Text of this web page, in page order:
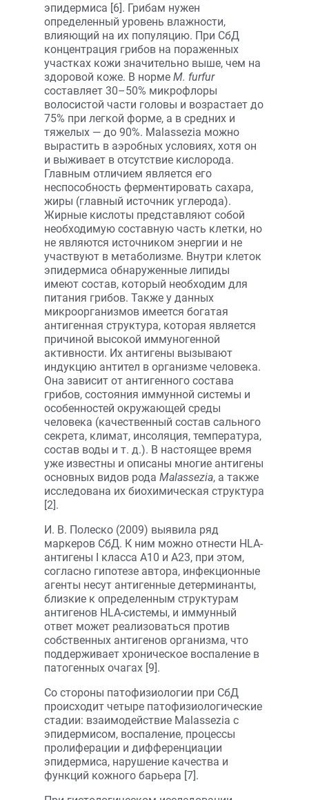
эпидермиса [6]. Грибам нужен
определенный уровень влажности,
влияющий на их популяцию. При СбД
концентрация грибов на пораженных
участках кожи значительно выше, чем на
здоровой коже. В норме M. furfur
составляет 30–50% микрофлоры
волосистой части головы и возрастает до
75% при легкой форме, а в средних и
тяжелых — до 90%. Malassezia можно
вырастить в аэробных условиях, хотя он
и выживает в отсутствие кислорода.
Главным отличием является его
неспособность ферментировать сахара,
жиры (главный источник углерода).
Жирные кислоты представляют собой
необходимую составную часть клетки, но
не являются источником энергии и не
участвуют в метаболизме. Внутри клеток
эпидермиса обнаруженные липиды
имеют состав, который необходим для
питания грибов. Также у данных
микроорганизмов имеется богатая
антигенная структура, которая является
причиной высокой иммуногенной
активности. Их антигены вызывают
индукцию антител в организме человека.
Она зависит от антигенного состава
грибов, состояния иммунной системы и
особенностей окружающей среды
человека (качественный состав сального
секрета, климат, инсоляция, температура,
состав воды и т. д.). В настоящее время
уже известны и описаны многие антигены
основных видов рода Malassezia, а также
исследована их биохимическая структура
[2].
И. В. Полеско (2009) выявила ряд
маркеров СбД. К ним можно отнести HLA-
антигены I класса А10 и А23, при этом,
согласно гипотезе автора, инфекционные
агенты несут антигенные детерминанты,
близкие к определенным структурам
антигенов HLA-системы, и иммунный
ответ может реализоваться против
собственных антигенов организма, что
поддерживает хроническое воспаление в
патогенных очагах [9].
Со стороны патофизиологии при СбД
происходит четыре патофизиологические
стадии: взаимодействие Malassezia с
эпидермисом, воспаление, процессы
пролиферации и дифференциации
эпидермиса, нарушение качества и
функций кожного барьера [7].